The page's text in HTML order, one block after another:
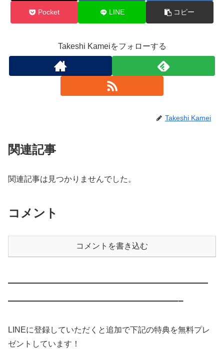
Pocket LINE コピー
Takeshi Kameiをフォローする
Takeshi Kamei
関連記事
関連記事は見つかりませんでした。
コメント
コメントを書き込む
————————————————————
—————————————————–
LINEに登録していただくと追加で下記の特典を無料プレ
ゼントしています！